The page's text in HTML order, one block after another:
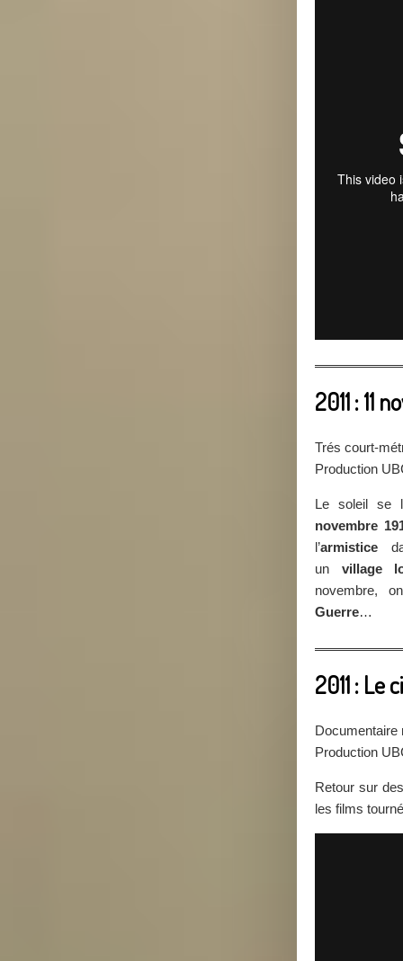
2011 : 11
Trés court-
Production
Le soleil se
novembre
l’armistice
un village
novembre,
Guerre…
2011 : Le
Documentaire
Production
Retour sur
les films